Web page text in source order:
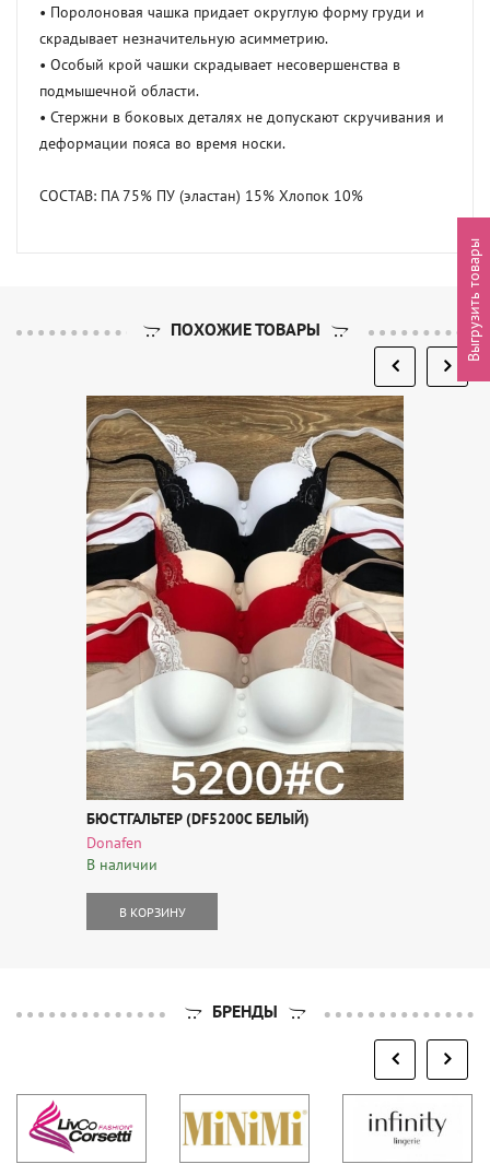
• Поролоновая чашка придает округлую форму груди и
скрадывает незначительную асимметрию.
• Особый крой чашки скрадывает несовершенства в
подмышечной области.
• Стержни в боковых деталях не допускают скручивания и
деформации пояса во время носки.
СОСТАВ: ПА 75% ПУ (эластан) 15% Хлопок 10%
ПОХОЖИЕ ТОВАРЫ
БЮСТГАЛЬТЕР (DF5200C БЕЛЫЙ)
Donafen
В наличии
В КОРЗИНУ
БРЕНДЫ
Выгрузить товары